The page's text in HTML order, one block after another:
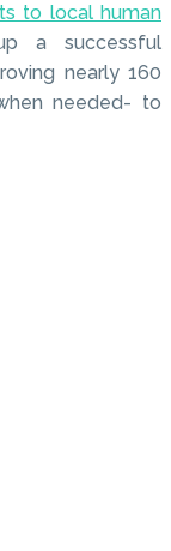
to local human
a successful
nearly 160
needed- to